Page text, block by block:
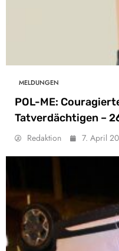
MELDUNGEN
POL-ME:
Tatverdächtigen –
Redaktion 7. April